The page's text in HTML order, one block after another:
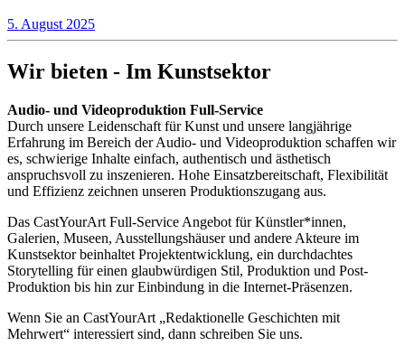
5. August 2025
Wir bieten - Im Kunstsektor
Audio- und Videoproduktion Full-Service
Durch unsere Leidenschaft für Kunst und unsere langjährige
Erfahrung im Bereich der Audio- und Videoproduktion schaffen wir
es, schwierige Inhalte einfach, authentisch und ästhetisch
anspruchsvoll zu inszenieren. Hohe Einsatzbereitschaft, Flexibilität
und Effizienz zeichnen unseren Produktionszugang aus.
Das CastYourArt Full-Service Angebot für Künstler*innen,
Galerien, Museen, Ausstellungshäuser und andere Akteure im
Kunstsektor beinhaltet Projektentwicklung, ein durchdachtes
Storytelling für einen glaubwürdigen Stil, Produktion und Post-
Produktion bis hin zur Einbindung in die Internet-Präsenzen.
Wenn Sie an CastYourArt „Redaktionelle Geschichten mit
Mehrwert“ interessiert sind, dann schreiben Sie uns.